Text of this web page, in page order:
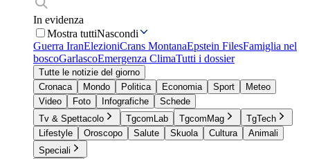
In evidenza
Mostra tuttiNascondi
Guerra IranElezioniCrans MontanaEpstein FilesFamiglia nel
boscoGarlascoEmergenza ClimaTutti i dossier
Tutte le notizie del giorno
Cronaca
Mondo Politica Economia Sport
Meteo
Video
Foto Infografiche
Schede
Tv & Spettacolo
TgcomLab TgcomMag
TgTech
Lifestyle
Oroscopo Salute Skuola Cultura
Animali
Speciali